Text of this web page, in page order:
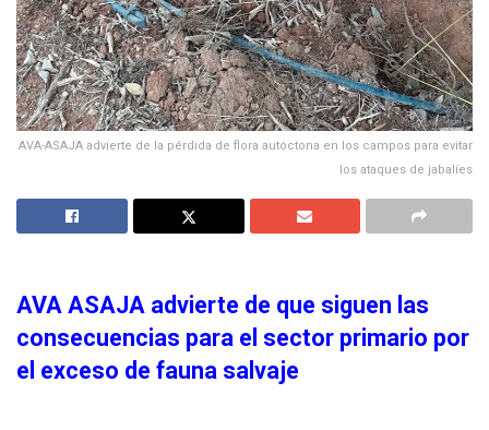
AVA-ASAJA advierte de la pérdida de flora autóctona en los campos para evitar
los ataques de jabalíes
AVA ASAJA advierte de que siguen las
consecuencias para el sector primario por
el exceso de fauna salvaje